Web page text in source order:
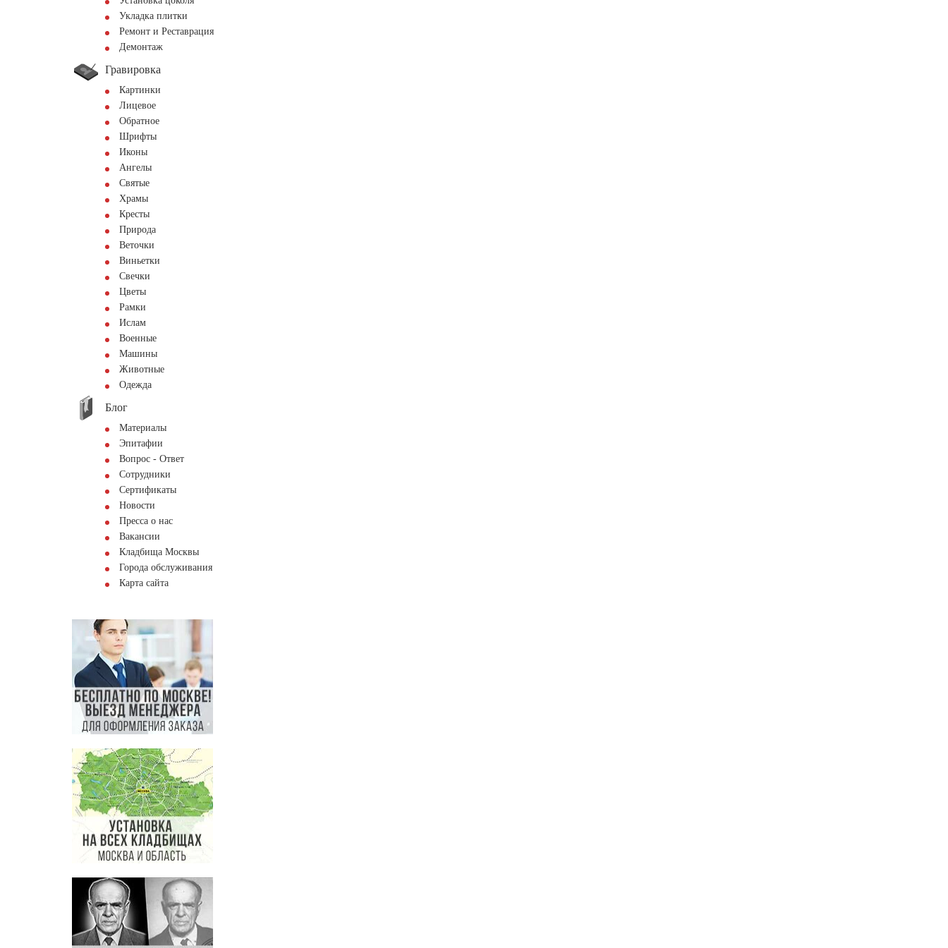
Укладка плитки
Ремонт и Реставрация
Демонтаж
Гравировка
Картинки
Лицевое
Обратное
Шрифты
Иконы
Ангелы
Святые
Храмы
Кресты
Природа
Веточки
Виньетки
Свечки
Цветы
Рамки
Ислам
Военные
Машины
Животные
Одежда
Блог
Материалы
Эпитафии
Вопрос - Ответ
Сотрудники
Сертификаты
Новости
Пресса о нас
Вакансии
Кладбища Москвы
Города обслуживания
Карта сайта